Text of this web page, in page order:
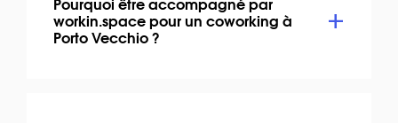
workin.space pour un coworking à
Porto Vecchio ?